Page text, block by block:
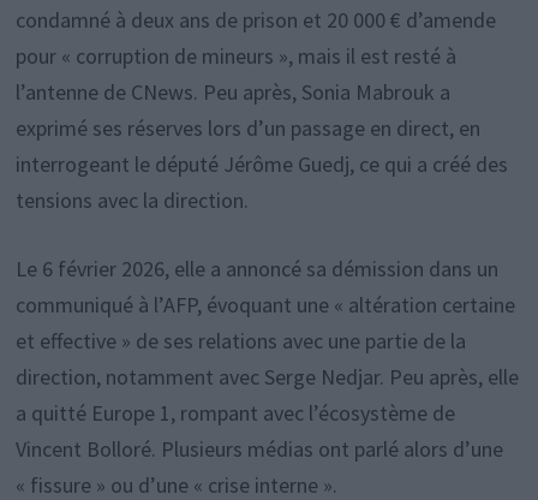
condamné à deux ans de prison et 20 000 € d’amende
pour « corruption de mineurs », mais il est resté à
l’antenne de CNews. Peu après, Sonia Mabrouk a
exprimé ses réserves lors d’un passage en direct, en
interrogeant le député Jérôme Guedj, ce qui a créé des
tensions avec la direction.
Le 6 février 2026, elle a annoncé sa démission dans un
communiqué à l’AFP, évoquant une « altération certaine
et effective » de ses relations avec une partie de la
direction, notamment avec Serge Nedjar. Peu après, elle
a quitté Europe 1, rompant avec l’écosystème de
Vincent Bolloré. Plusieurs médias ont parlé alors d’une
« fissure » ou d’une « crise interne ».